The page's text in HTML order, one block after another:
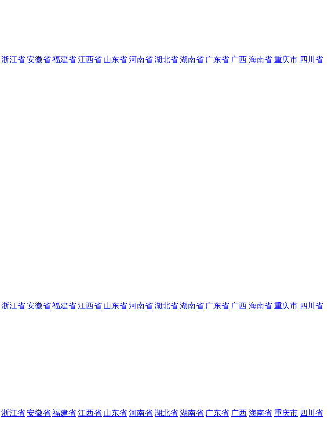
浙江省 安徽省 福建省 江西省 山东省 河南省 湖北省 湖南省 广东省 广西 海南省 重庆市 四川省
浙江省 安徽省 福建省 江西省 山东省 河南省 湖北省 湖南省 广东省 广西 海南省 重庆市 四川省
浙江省 安徽省 福建省 江西省 山东省 河南省 湖北省 湖南省 广东省 广西 海南省 重庆市 四川省